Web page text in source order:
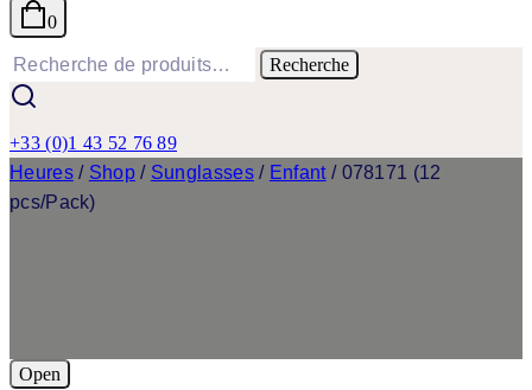
0
Recherche
pour :
Recherche
+33 (0)1 43 52 76 89
Heures / Shop / Sunglasses / Enfant / 078171 (12
pcs/Pack)
Open